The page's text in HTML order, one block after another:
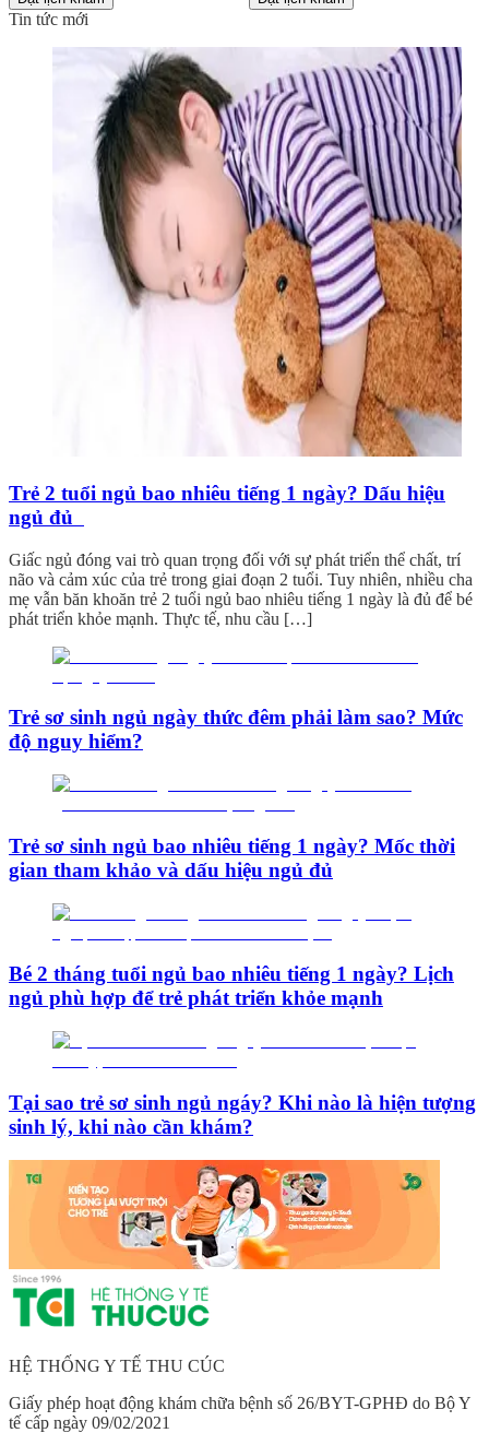
Tin tức mới
Trẻ 2 tuổi ngủ bao nhiêu tiếng 1 ngày? Dấu hiệu
ngủ đủ
Giấc ngủ đóng vai trò quan trọng đối với sự phát triển thể chất, trí
não và cảm xúc của trẻ trong giai đoạn 2 tuổi. Tuy nhiên, nhiều cha
mẹ vẫn băn khoăn trẻ 2 tuổi ngủ bao nhiêu tiếng 1 ngày là đủ để bé
phát triển khỏe mạnh. Thực tế, nhu cầu […]
Trẻ sơ sinh ngủ ngày thức đêm phải làm sao? Mức
độ nguy hiểm?
Trẻ sơ sinh ngủ bao nhiêu tiếng 1 ngày? Mốc thời
gian tham khảo và dấu hiệu ngủ đủ
Bé 2 tháng tuổi ngủ bao nhiêu tiếng 1 ngày? Lịch
ngủ phù hợp để trẻ phát triển khỏe mạnh
Tại sao trẻ sơ sinh ngủ ngáy? Khi nào là hiện tượng
sinh lý, khi nào cần khám?
HỆ THỐNG Y TẾ THU CÚC
Giấy phép hoạt động khám chữa bệnh số 26/BYT-GPHĐ do Bộ Y
tế cấp ngày 09/02/2021